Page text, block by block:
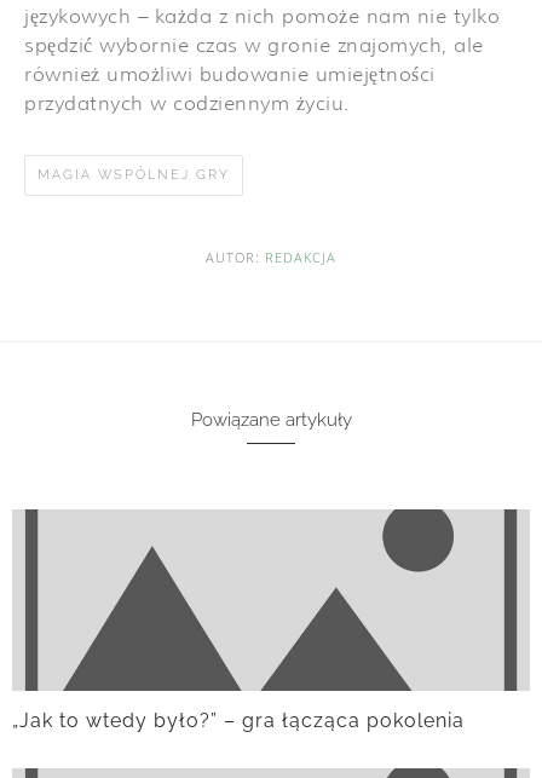
językowych – każda z nich pomoże nam nie tylko
spędzić wybornie czas w gronie znajomych, ale
również umożliwi budowanie umiejętności
przydatnych w codziennym życiu.
MAGIA WSPÓLNEJ GRY
AUTOR: REDAKCJA
Powiązane artykuły
„Jak to wtedy było?” – gra łącząca pokolenia